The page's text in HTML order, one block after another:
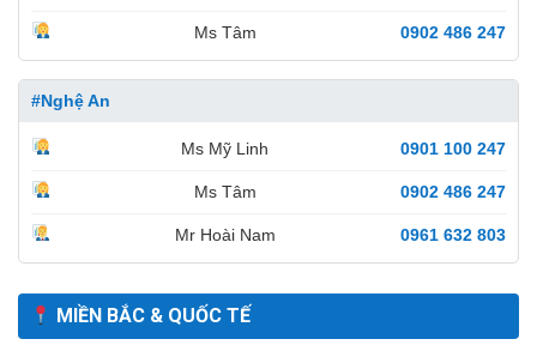
Ms Tâm 0902 486 247
#Nghệ An
Ms Mỹ Linh 0901 100 247
Ms Tâm 0902 486 247
Mr Hoài Nam 0961 632 803
MIỀN BẮC & QUỐC TẾ